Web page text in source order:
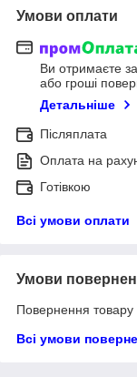
Умови оплати
Ви отримаєте
або гроші
Детальніше
Післяплата
Оплата на
Готівкою
Всі умови оплати
Умови
Повернення товару
Всі умови